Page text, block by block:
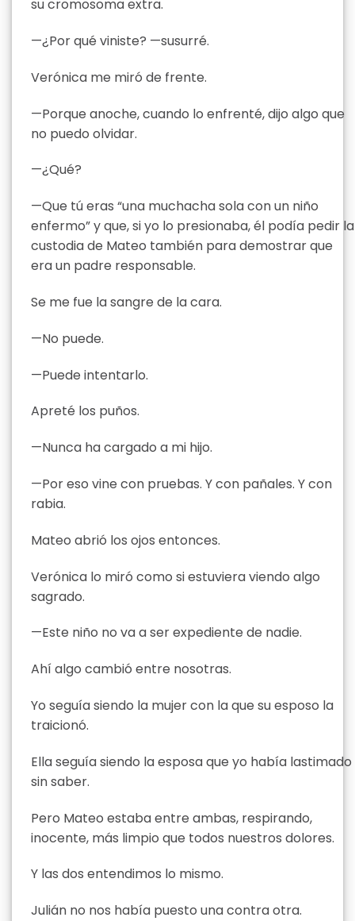
su cromosoma extra.
—¿Por qué viniste? —susurré.
Verónica me miró de frente.
—Porque anoche, cuando lo enfrenté, dijo algo que
no puedo olvidar.
—¿Qué?
—Que tú eras “una muchacha sola con un niño
enfermo” y que, si yo lo presionaba, él podía pedir la
custodia de Mateo también para demostrar que
era un padre responsable.
Se me fue la sangre de la cara.
—No puede.
—Puede intentarlo.
Apreté los puños.
—Nunca ha cargado a mi hijo.
—Por eso vine con pruebas. Y con pañales. Y con
rabia.
Mateo abrió los ojos entonces.
Verónica lo miró como si estuviera viendo algo
sagrado.
—Este niño no va a ser expediente de nadie.
Ahí algo cambió entre nosotras.
Yo seguía siendo la mujer con la que su esposo la
traicionó.
Ella seguía siendo la esposa que yo había lastimado
sin saber.
Pero Mateo estaba entre ambas, respirando,
inocente, más limpio que todos nuestros dolores.
Y las dos entendimos lo mismo.
Julián no nos había puesto una contra otra.